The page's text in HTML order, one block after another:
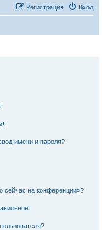
Вход
Регистрация
имени и пароля?
сейчас на конференции»?